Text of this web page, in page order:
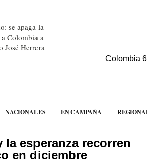
se apaga la
Colombia a
José Herrera
Colombia
NACIONALES EN CAMPAÑA
la esperanza recorren
en diciembre